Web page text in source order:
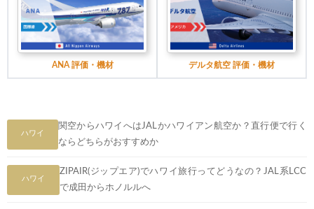
ANA 評価・機材 デルタ航空 評価・機材
ハワイ
関空からハワイへはJALかハワイアン航空か？直行便で行く
ならどちらがおすすめか
ハワイ
ZIPAIR(ジップエア)でハワイ旅行ってどうなの？JAL系LCC
で成田からホノルルへ